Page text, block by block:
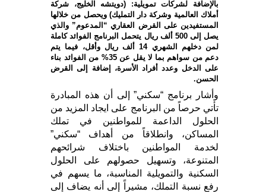
بالإضافة لشركات تمويلية: (دويتشه الخليج، شركة
أملاك العالمية وشركة دار التمليك) ويحصل من خلالها
المستفيدين على القرض العقاري “المدعوم” والذي
يصل إلى 500 ألف ريال يتحمل البرنامج الفوائد كاملة
لمن دخلهم الشهري 14 ألف ريال وأقل، فيما يتم
دعم من سواهم بما لا يقل عن 35% من الفوائد بناء
على الدخل وعدد أفراد الأسرة، إضافة إلى القرض
الحسن.
وأشار برنامج “سكني” إلى أن هذه المبادرة
تأتي حرصاً من البرنامج على ايجاد المزيد من
الحلول الداعمة للمواطنين في تملك
المساكن، وانطلاقاً من أهداف “سكني”
لخدمة المواطنين باختلاف شرائحهم
المتنوعة، وتسهيل حصولهم على الحلول
السكنية والتمويلية المناسبة، ما يسهم في
رفع نسبة التملك، مشيراً إلى أنه يضاف إلى